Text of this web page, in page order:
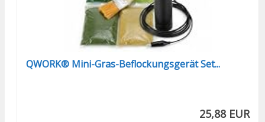
QWORK® Mini-Gras-Beflockungsgerät Set...
25,88 EUR